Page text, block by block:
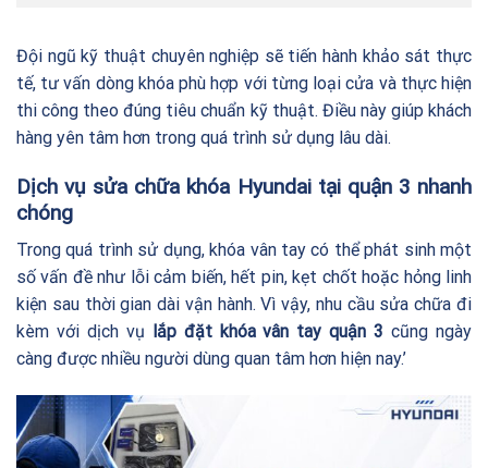
Đội ngũ kỹ thuật chuyên nghiệp sẽ tiến hành khảo sát thực
tế, tư vấn dòng khóa phù hợp với từng loại cửa và thực hiện
thi công theo đúng tiêu chuẩn kỹ thuật. Điều này giúp khách
hàng yên tâm hơn trong quá trình sử dụng lâu dài.
Dịch vụ sửa chữa khóa Hyundai tại quận 3 nhanh
chóng
Trong quá trình sử dụng, khóa vân tay có thể phát sinh một
số vấn đề như lỗi cảm biến, hết pin, kẹt chốt hoặc hỏng linh
kiện sau thời gian dài vận hành. Vì vậy, nhu cầu sửa chữa đi
kèm với dịch vụ
lắp đặt khóa vân tay quận 3 cũng ngày
càng được nhiều người dùng quan tâm hơn hiện nay.’